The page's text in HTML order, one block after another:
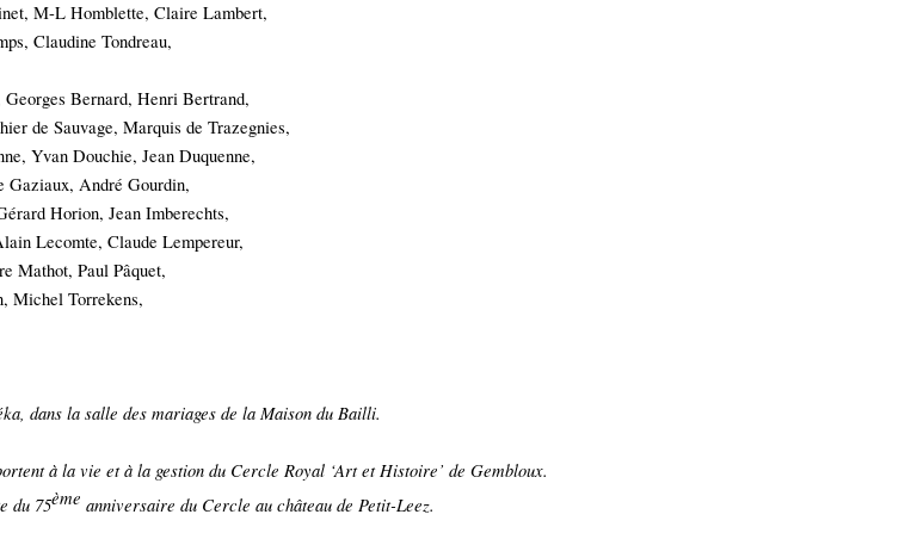
M-L Homblette, Claire Lambert,
Claudine Tondreau,
Bernard, Henri Bertrand,
de Sauvage, Marquis de Trazegnies,
Douchie, Jean Duquenne,
Gaziaux, André Gourdin,
Horion, Jean Imberechts,
Lecomte, Claude Lempereur,
Mathot, Paul Pâquet,
Michel Torrekens,
dans la salle des mariages de la Maison du Bailli.
à la vie et à la gestion du Cercle Royal ‘Art et Histoire’ de Gembloux.
du 75ème anniversaire du Cercle au château de Petit-Leez.